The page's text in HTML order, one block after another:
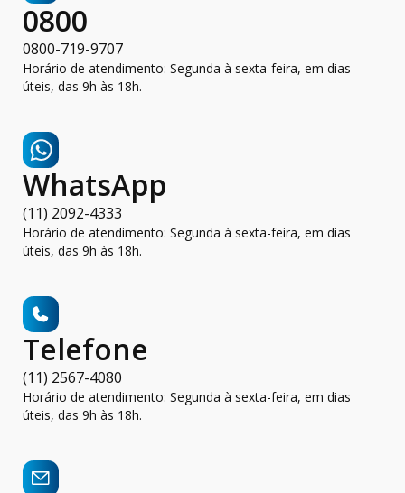
0800
0800-719-9707
Horário de atendimento: Segunda à sexta-feira, em dias
úteis, das 9h às 18h.
WhatsApp
(11) 2092-4333
Horário de atendimento: Segunda à sexta-feira, em dias
úteis, das 9h às 18h.
Telefone
(11) 2567-4080
Horário de atendimento: Segunda à sexta-feira, em dias
úteis, das 9h às 18h.